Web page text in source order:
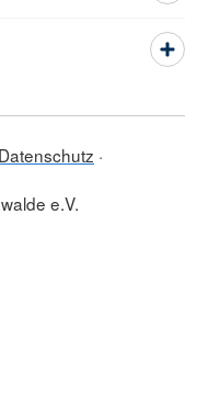
Datenschutz
e.V.